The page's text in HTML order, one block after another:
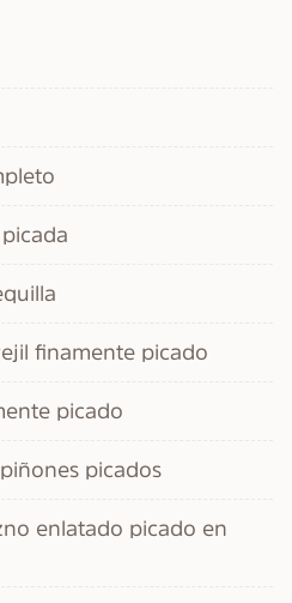
finamente picado
picado
picados
enlatado picado en